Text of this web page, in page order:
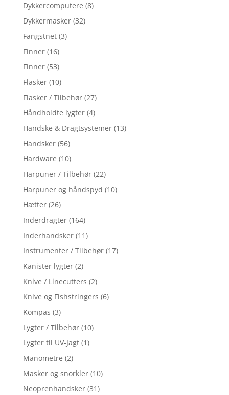
Dykkercomputere (8)
Dykkermasker (32)
Fangstnet (3)
Finner (16)
Finner (53)
Flasker (10)
Flasker / Tilbehør (27)
Håndholdte lygter (4)
Handske & Dragtsystemer (13)
Handsker (56)
Hardware (10)
Harpuner / Tilbehør (22)
Harpuner og håndspyd (10)
Hætter (26)
Inderdragter (164)
Inderhandsker (11)
Instrumenter / Tilbehør (17)
Kanister lygter (2)
Knive / Linecutters (2)
Knive og Fishstringers (6)
Kompas (3)
Lygter / Tilbehør (10)
Lygter til UV-Jagt (1)
Manometre (2)
Masker og snorkler (10)
Neoprenhandsker (31)